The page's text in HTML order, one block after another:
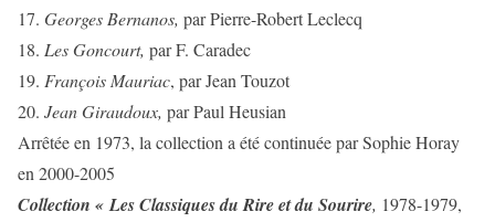
17. Georges Bernanos, par Pierre-Robert Leclecq
18. Les Goncourt, par F. Caradec
19. François Mauriac, par Jean Touzot
20. Jean Giraudoux, par Paul Heusian
Arrêtée en 1973, la collection a été continuée par Sophie Horay
en 2000-2005
Collection « Les Classiques du Rire et du Sourire, 1978-1979,